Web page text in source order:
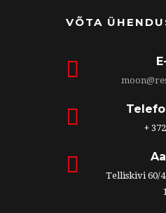
VÕTA
+
Telliskivi 60/